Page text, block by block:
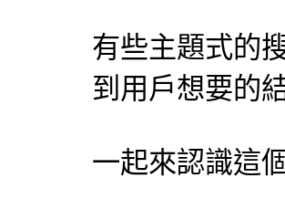
有些主題式的
到用戶想要的
一起來認識這